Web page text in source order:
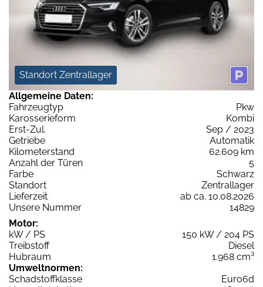
Standort Zentrallager
Allgemeine Daten:
Fahrzeugtyp
Pkw
Karosserieform
Kombi
Erst-Zul.
Sep / 2023
Getriebe
Automatik
Kilometerstand
62.609 km
Anzahl der Türen
5
Farbe
Schwarz
Standort
Zentrallager
Lieferzeit
ab ca. 10.08.2026
Unsere Nummer
14829
Motor:
kW / PS
150 kW / 204 PS
Treibstoff
Diesel
Hubraum
1.968 cm³
Umweltnormen:
Schadstoffklasse
Euro6d